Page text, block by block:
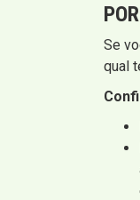
Se
qual